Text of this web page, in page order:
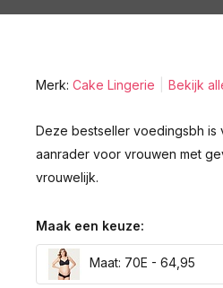
Merk: Cake Lingerie Bekijk
Deze bestseller voedingsbh
aanrader voor vrouwen met
vrouwelijk.
Maak een keuze:
Maat: 70E - 64,95